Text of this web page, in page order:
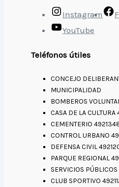
Instagram
YouTube
Teléfonos útiles
CONCEJO
MUNICIPALIDAD
BOMBEROS
CASA DE LA
CEMENTERIO
CONTROL URBANO
DEFENSA CIVIL
PARQUE REGIONAL
SERVICIOS
CLUB SPORTIVO